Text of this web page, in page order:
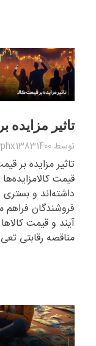
تاثیر مزایده
توسط
تاثیر مزایده بر
قیمت
داشته‌اند و بستری
فروشندگان فراهم
آیند و قیمت
مناقصه رقابتی